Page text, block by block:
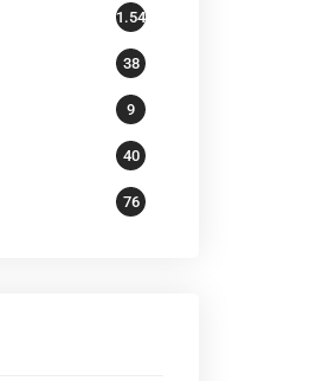
1.541
38
9
40
76